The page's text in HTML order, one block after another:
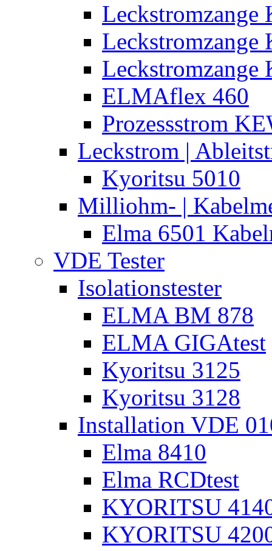
Leckstromzange
Leckstromzange
Leckstromzange
ELMAflex 460
Prozessstrom
Leckstrom |
Kyoritsu 5010
Milliohm- |
Elma 6501
VDE Tester
Isolationstester
ELMA BM 878
ELMA GIGAtest
Kyoritsu 3125
Kyoritsu 3128
Installation VDE
Elma 8410
Elma RCDtest
KYORITSU
KYORITSU